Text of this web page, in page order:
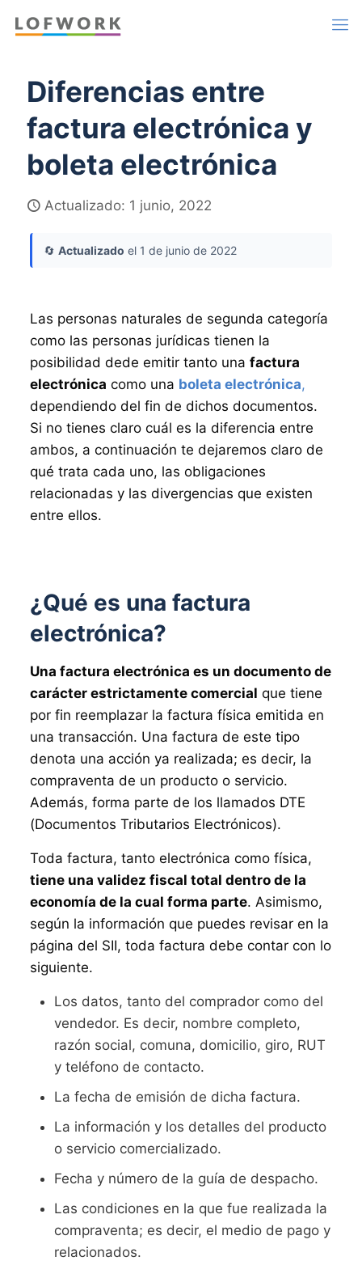
Diferencias entre
factura electrónica y
boleta electrónica
Actualizado: 1 junio, 2022
🔄 Actualizado el 1 de junio de 2022
Las personas naturales de segunda categoría
como las personas jurídicas tienen la
posibilidad dede emitir tanto una factura
electrónica como una boleta electrónica,
dependiendo del fin de dichos documentos.
Si no tienes claro cuál es la diferencia entre
ambos, a continuación te dejaremos claro de
qué trata cada uno, las obligaciones
relacionadas y las divergencias que existen
entre ellos.
¿Qué es una factura
electrónica?
Una factura electrónica es un documento de
carácter estrictamente comercial que tiene
por fin reemplazar la factura física emitida en
una transacción. Una factura de este tipo
denota una acción ya realizada; es decir, la
compraventa de un producto o servicio.
Además, forma parte de los llamados DTE
(Documentos Tributarios Electrónicos).
Toda factura, tanto electrónica como física,
tiene una validez fiscal total dentro de la
economía de la cual forma parte. Asimismo,
según la información que puedes revisar en la
página del SII, toda factura debe contar con lo
siguiente.
Los datos, tanto del comprador como del
vendedor. Es decir, nombre completo,
razón social, comuna, domicilio, giro, RUT
y teléfono de contacto.
La fecha de emisión de dicha factura.
La información y los detalles del producto
o servicio comercializado.
Fecha y número de la guía de despacho.
Las condiciones en la que fue realizada la
compraventa; es decir, el medio de pago y
relacionados.